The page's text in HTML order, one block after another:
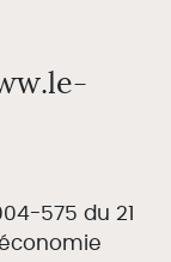
575 du 21